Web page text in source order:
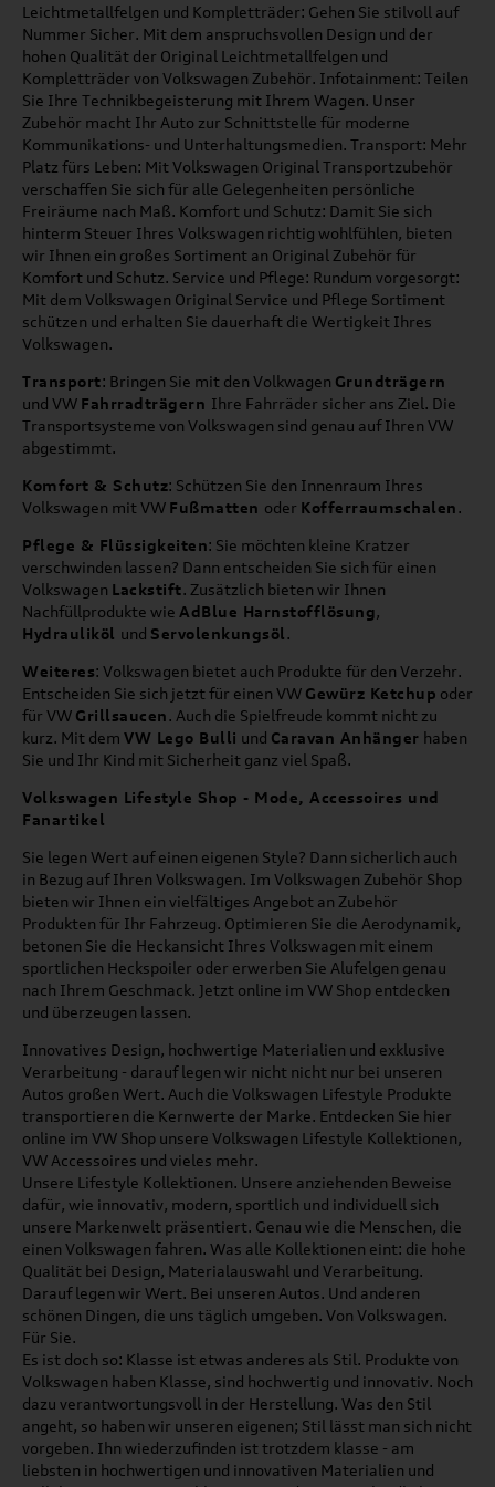
Leichtmetallfelgen und Kompletträder: Gehen Sie stilvoll auf
Nummer Sicher. Mit dem anspruchsvollen Design und der
hohen Qualität der Original Leichtmetallfelgen und
Kompletträder von Volkswagen Zubehör. Infotainment: Teilen
Sie Ihre Technikbegeisterung mit Ihrem Wagen. Unser
Zubehör macht Ihr Auto zur Schnittstelle für moderne
Kommunikations- und Unterhaltungsmedien. Transport: Mehr
Platz fürs Leben: Mit Volkswagen Original Transportzubehör
verschaffen Sie sich für alle Gelegenheiten persönliche
Freiräume nach Maß. Komfort und Schutz: Damit Sie sich
hinterm Steuer Ihres Volkswagen richtig wohlfühlen, bieten
wir Ihnen ein großes Sortiment an Original Zubehör für
Komfort und Schutz. Service und Pflege: Rundum vorgesorgt:
Mit dem Volkswagen Original Service und Pflege Sortiment
schützen und erhalten Sie dauerhaft die Wertigkeit Ihres
Volkswagen.
Transport: Bringen Sie mit den Volkwagen Grundträgern
und VW Fahrradträgern Ihre Fahrräder sicher ans Ziel. Die
Transportsysteme von Volkswagen sind genau auf Ihren VW
abgestimmt.
Komfort & Schutz: Schützen Sie den Innenraum Ihres
Volkswagen mit VW Fußmatten oder Kofferraumschalen.
Pflege & Flüssigkeiten: Sie möchten kleine Kratzer
verschwinden lassen? Dann entscheiden Sie sich für einen
Volkswagen Lackstift. Zusätzlich bieten wir Ihnen
Nachfüllprodukte wie AdBlue Harnstofflösung,
Hydrauliköl und Servolenkungsöl.
Weiteres: Volkswagen bietet auch Produkte für den Verzehr.
Entscheiden Sie sich jetzt für einen VW Gewürz Ketchup oder
für VW Grillsaucen. Auch die Spielfreude kommt nicht zu
kurz. Mit dem VW Lego Bulli und Caravan Anhänger haben
Sie und Ihr Kind mit Sicherheit ganz viel Spaß.
Volkswagen Lifestyle Shop - Mode, Accessoires und
Fanartikel
Sie legen Wert auf einen eigenen Style? Dann sicherlich auch
in Bezug auf Ihren Volkswagen. Im Volkswagen Zubehör Shop
bieten wir Ihnen ein vielfältiges Angebot an Zubehör
Produkten für Ihr Fahrzeug. Optimieren Sie die Aerodynamik,
betonen Sie die Heckansicht Ihres Volkswagen mit einem
sportlichen Heckspoiler oder erwerben Sie Alufelgen genau
nach Ihrem Geschmack. Jetzt online im VW Shop entdecken
und überzeugen lassen.
Innovatives Design, hochwertige Materialien und exklusive
Verarbeitung - darauf legen wir nicht nicht nur bei unseren
Autos großen Wert. Auch die Volkswagen Lifestyle Produkte
transportieren die Kernwerte der Marke. Entdecken Sie hier
online im VW Shop unsere Volkswagen Lifestyle Kollektionen,
VW Accessoires und vieles mehr.
Unsere Lifestyle Kollektionen. Unsere anziehenden Beweise
dafür, wie innovativ, modern, sportlich und individuell sich
unsere Markenwelt präsentiert. Genau wie die Menschen, die
einen Volkswagen fahren. Was alle Kollektionen eint: die hohe
Qualität bei Design, Materialauswahl und Verarbeitung.
Darauf legen wir Wert. Bei unseren Autos. Und anderen
schönen Dingen, die uns täglich umgeben. Von Volkswagen.
Für Sie.
Es ist doch so: Klasse ist etwas anderes als Stil. Produkte von
Volkswagen haben Klasse, sind hochwertig und innovativ. Noch
dazu verantwortungsvoll in der Herstellung. Was den Stil
angeht, so haben wir unseren eigenen; Stil lässt man sich nicht
vorgeben. Ihn wiederzufinden ist trotzdem klasse - am
liebsten in hochwertigen und innovativen Materialien und